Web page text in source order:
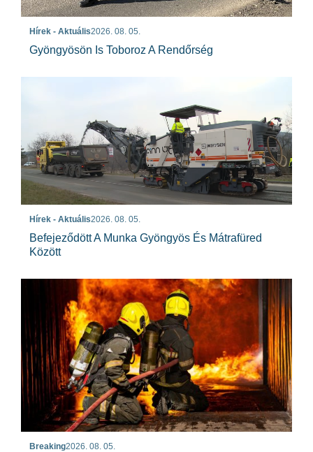
Hírek - Aktuális2026. 08. 05.
Gyöngyösön Is Toboroz A Rendőrség
Hírek - Aktuális2026. 08. 05.
Befejeződött A Munka Gyöngyös És Mátrafüred
Között
Breaking2026. 08. 05.